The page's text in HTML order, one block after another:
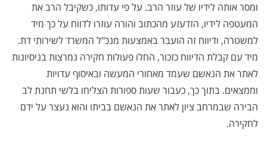
ומסר אותה לידיו של עוזר הרב. על פי עדותו, כשקיבל הרב את
המעטפה לידיו, הזדעזע מהכתוב והורה עוזרו לדווח על כך מיד
למשטרה, ודיווח זה הועבר באמצעות מנכ"ל המשרד לשירותי דת.
מיד עם קבלת הדיווח כזכור, החלו פעולות חקירה נמרצות בניסיונות
לאתר את הנאשם שעמד מאחורי המעשה ובאיסוף עדויות
וממצאים. בתוך כך, כעבור שעות ספורות הצליחו בלשי תחנת לב
הבירה שבמרחב ציון לאתר את הנאשם בביתו והוא נעצר על ידם
לחקירה.